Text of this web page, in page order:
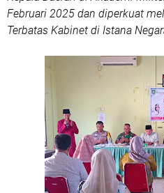
Februari 2025 dan diperkuat
Terbatas Kabinet di Istana